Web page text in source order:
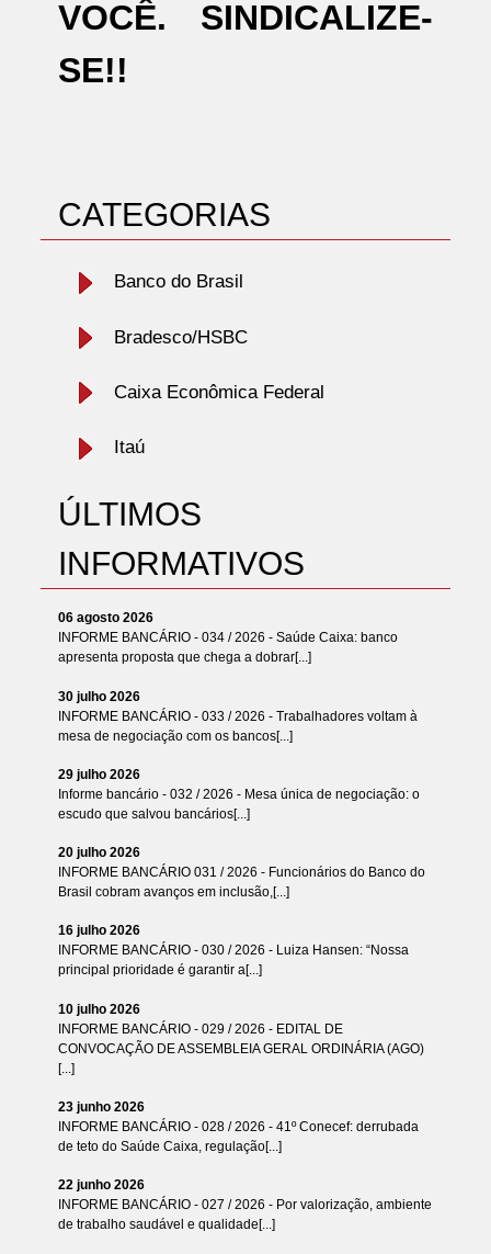
VOCÊ. SINDICALIZE-
SE!!
CATEGORIAS
Banco do Brasil
Bradesco/HSBC
Caixa Econômica Federal
Itaú
ÚLTIMOS
INFORMATIVOS
06 agosto 2026
INFORME BANCÁRIO - 034 / 2026 - Saúde Caixa: banco
apresenta proposta que chega a dobrar[...]
30 julho 2026
INFORME BANCÁRIO - 033 / 2026 - Trabalhadores voltam à
mesa de negociação com os bancos[...]
29 julho 2026
Informe bancário - 032 / 2026 - Mesa única de negociação: o
escudo que salvou bancários[...]
20 julho 2026
INFORME BANCÁRIO 031 / 2026 - Funcionários do Banco do
Brasil cobram avanços em inclusão,[...]
16 julho 2026
INFORME BANCÁRIO - 030 / 2026 - Luiza Hansen: “Nossa
principal prioridade é garantir a[...]
10 julho 2026
INFORME BANCÁRIO - 029 / 2026 - EDITAL DE
CONVOCAÇÃO DE ASSEMBLEIA GERAL ORDINÁRIA (AGO)
[...]
23 junho 2026
INFORME BANCÁRIO - 028 / 2026 - 41º Conecef: derrubada
de teto do Saúde Caixa, regulação[...]
22 junho 2026
INFORME BANCÁRIO - 027 / 2026 - Por valorização, ambiente
de trabalho saudável e qualidade[...]